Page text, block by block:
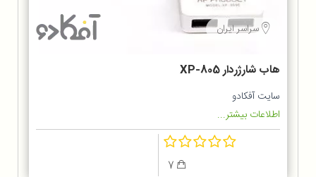
سراسر ایران
هاب شارژردار XP-805
سایت آفکادو
اطلاعات بیشتر...